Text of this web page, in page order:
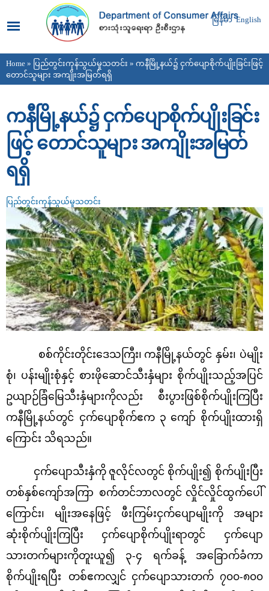
main
content
မြန်မာ English
You are here
Home » ပြည်တွင်းကုန်သွယ်မှုသတင်း » ကနီမြို့နယ်၌ ငှက်ပျောစိုက်ပျိုးခြင်းဖြင့်
တောင်သူများ အကျိုးအမြတ်ရရှိ
ကနီမြို့နယ်၌ ငှက်ပျောစိုက်ပျိုးခြင်း
ဖြင့် တောင်သူများ အကျိုးအမြတ်
ရရှိ
ပြည်တွင်းကုန်သွယ်မှုသတင်း
စစ်ကိုင်းတိုင်းဒေသကြီး၊ ကနီမြို့နယ်တွင် နှမ်း၊ ပဲမျိုး
စုံ၊ ပန်းမျိုးစုံနှင့် စားဖိုဆောင်သီးနှံများ စိုက်ပျိုးသည့်အပြင်
ဥယျာဉ်ခြံမြေသီးနှံများကိုလည်း စီးပွားဖြစ်စိုက်ပျိုးကြပြီး
ကနီမြို့နယ်တွင် ငှက်ပျောစိုက်ဧက ၃ ကျော် စိုက်ပျိုးထားရှိ
ကြောင်း သိရသည်။
ငှက်ပျောသီးနှံကို ဇူလိုင်လတွင် စိုက်ပျိုး၍ စိုက်ပျိုးပြီး
တစ်နှစ်ကျော်အကြာ စက်တင်ဘာလတွင် လှိုင်လှိုင်ထွက်ပေါ်
ကြောင်း၊
မျိုးအနေဖြင့် ဖီးကြမ်းငှက်ပျောမျိုးကို
အများ
ဆုံးစိုက်ပျိုးကြပြီး ငှက်ပျောစိုက်ပျိုးရာတွင် ငှက်ပျော
သားတက်များကိုတူးယူ၍ ၃-၄ ရက်ခန့် အခြောက်ခံကာ
စိုက်ပျိုးရပြီး တစ်ဧကလျှင် ငှက်ပျောသားတက် ၇၀၀-၈၀၀